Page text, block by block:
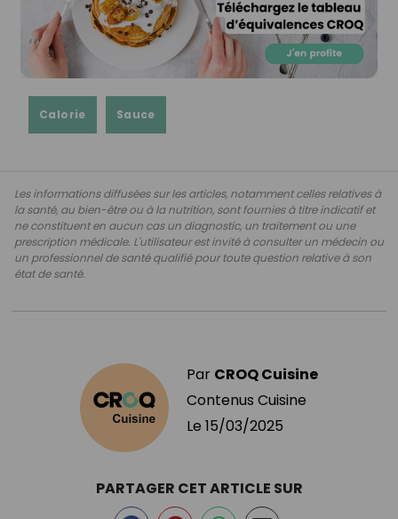
Calorie Sauce
Les informations diffusées sur les articles, notamment celles relatives à
la santé, au bien-être ou à la nutrition, sont fournies à titre indicatif et
ne constituent en aucun cas un diagnostic, un traitement ou une
prescription médicale. L'utilisateur est invité à consulter un médecin ou
un professionnel de santé qualifié pour toute question relative à son
état de santé.
Par CROQ Cuisine
Contenus Cuisine
Le 15/03/2025
PARTAGER CET ARTICLE SUR